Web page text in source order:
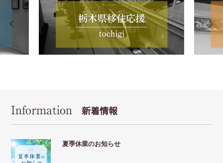
Information 新着情報
夏季休業のお知らせ